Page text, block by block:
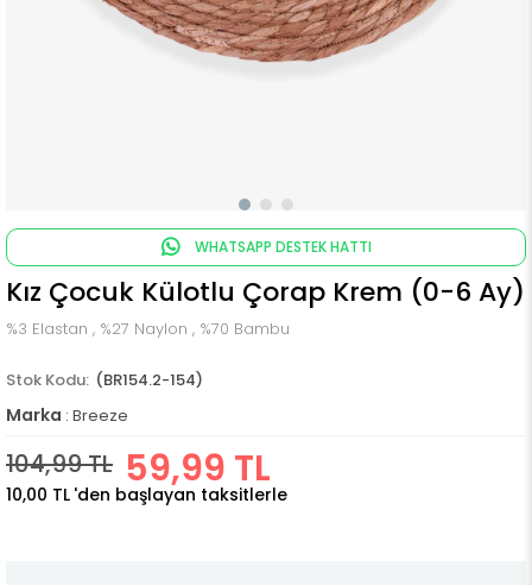
WHATSAPP DESTEK HATTI
Kız Çocuk Külotlu Çorap Krem (0-6 Ay)
%3 Elastan , %27 Naylon , %70 Bambu
(BR154.2-154)
Marka : Breeze
104,99 TL 59,99 TL
10,00 TL 'den başlayan taksitlerle